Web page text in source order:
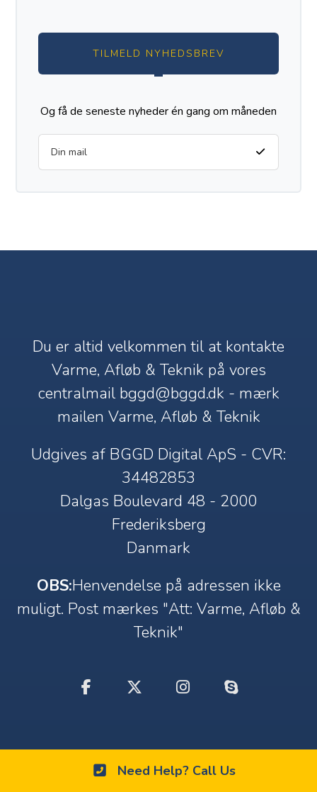
TILMELD NYHEDSBREV
Og få de seneste nyheder én gang om måneden
Du er altid velkommen til at kontakte
Varme, Afløb & Teknik på vores
centralmail bggd@bggd.dk - mærk
mailen Varme, Afløb & Teknik
Udgives af BGGD Digital ApS - CVR:
34482853
Dalgas Boulevard 48 - 2000
Frederiksberg
Danmark
OBS:Henvendelse på adressen ikke
muligt. Post mærkes "Att: Varme, Afløb &
Teknik"
Need Help? Call Us